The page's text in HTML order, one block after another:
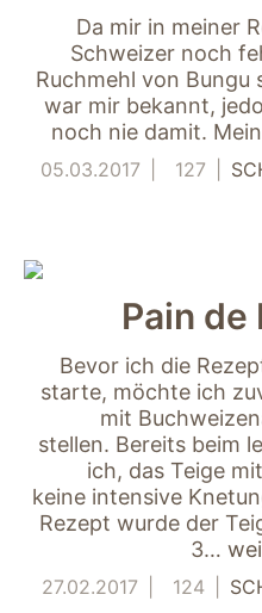
Da mir in meiner
Schweizer noch
Ruchmehl von Bungu
war mir bekannt,
noch nie damit.
05.03.2017 127
Pain de
Bevor ich die
starte, möchte ich
mit
stellen. Bereits beim
ich, das Teige
keine intensive
Rezept wurde der
3…
27.02.2017 124
zugeschnitten. Wir
verwenden
"Facebook Pixel"
um
Nutzungsstatistiken